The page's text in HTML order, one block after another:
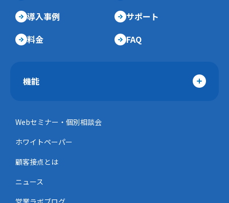
導入事例
サポート
料金
FAQ
機能
Webセミナー・個別相談会
ホワイトペーパー
顧客接点とは
ニュース